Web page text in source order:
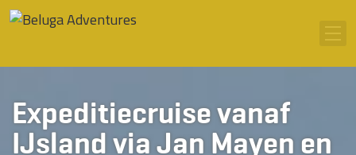
Ga naar inhoud
Expeditiecruise vanaf
IJsland via Jan Mayen en